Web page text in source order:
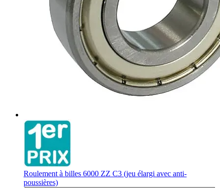
Roulement à billes 6000 ZZ C3 (jeu élargi avec anti-
poussières)